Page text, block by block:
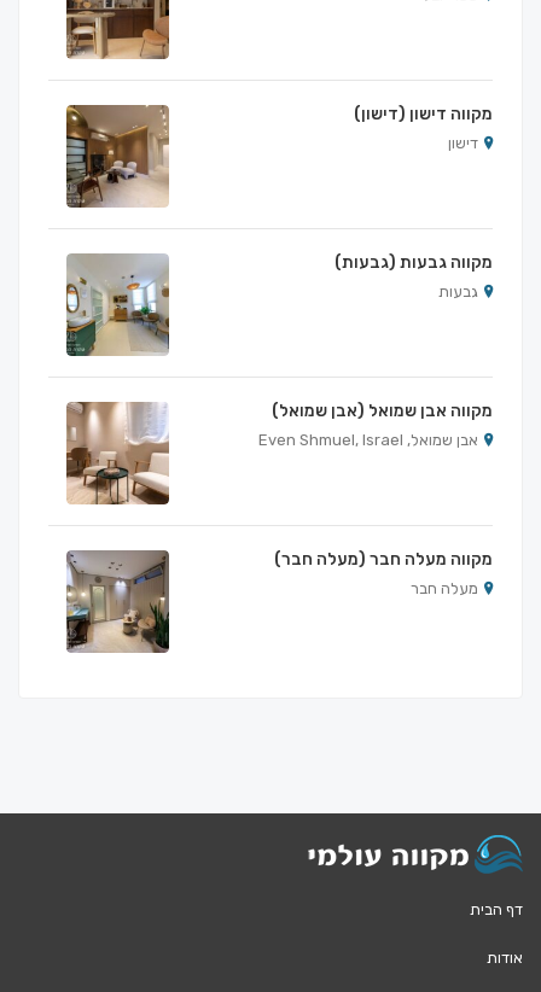
מקווה דישון (דישון)
דישון
מקווה גבעות (גבעות)
גבעות
מקווה אבן שמואל (אבן שמואל)
אבן שמואל, Even Shmuel, Israel
מקווה מעלה חבר (מעלה חבר)
מעלה חבר
דף הבית
אודות